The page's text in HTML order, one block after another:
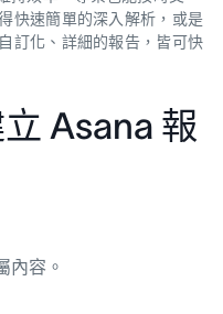
快速簡單的深入解析，或是
訂化、詳細的報告，皆可快
Asana 報
內容。